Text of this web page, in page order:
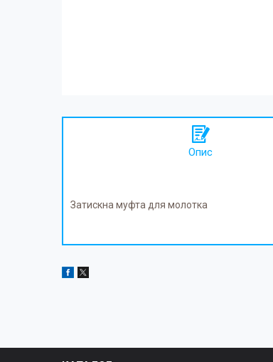
Опис
Затискна муфта для молотка